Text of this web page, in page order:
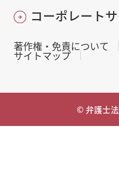
コーポレート
著作権・免責について
サイトマップ
© 弁護士